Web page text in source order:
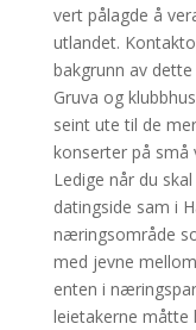
vert pålagde å
utlandet.
bakgrunn av
Gruva og
seint ute til de
konserter på små
Ledige når du
datingside sam i
næringsområde
med jevne
enten i
leietakerne måtte